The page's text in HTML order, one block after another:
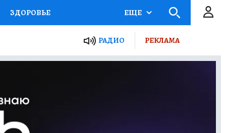
ЗДОРОВЬЕ
Я ЗНАЮ СЕМЬЯ
ЕЩЕ
РАДИО РЕКЛАМА